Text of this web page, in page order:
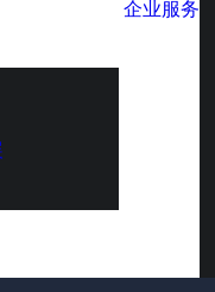
企业服务